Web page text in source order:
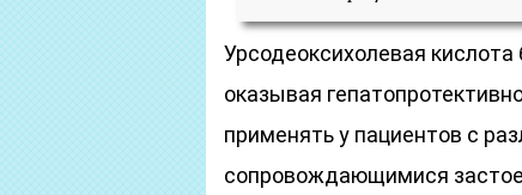
Урсодеоксихолевая
оказывая
применять у пациентов с
сопровождающимися